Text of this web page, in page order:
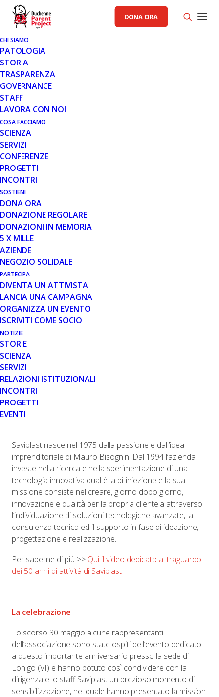
DONA ORA
CHI SIAMO
PATOLOGIA
STORIA
TRASPARENZA
GOVERNANCE
STAFF
LAVORA CON NOI
COSA FACCIAMO
SCIENZA
SERVIZI
CONFERENZE
PROGETTI
INCONTRI
SOSTIENI
DONA ORA
DONAZIONE REGOLARE
DONAZIONI IN MEMORIA
5 X MILLE
AZIENDE
NEGOZIO SOLIDALE
PARTECIPA
DIVENTA UN ATTIVISTA
LANCIA UNA CAMPAGNA
ORGANIZZA UN EVENTO
ISCRIVITI COME SOCIO
NOTIZIE
STORIE
SCIENZA
SERVIZI
RELAZIONI ISTITUZIONALI
INCONTRI
PROGETTI
EVENTI
NOTIZIE
28 OTT 2025
SAVIPLAST AL FIANCO DI
PARENT PROJECT
Di recente Saviplast, azienda leader nella progettazione
di stampi e nello stampaggio in bi-componente, ha
celebrato i propri 50 anni di attività e, in questa
occasione speciale, ha deciso di sostenere con una
donazione Parent Project aps.
Saviplast nasce nel 1975 dalla passione e dall’idea
imprenditoriale di Mauro Bisognin. Dal 1994 l’azienda
investe nella ricerca e nella sperimentazione di una
tecnologia innovativa qual è la bi-iniezione e la sua
missione consiste nel creare, giorno dopo giorno,
innovazione e qualità per la propria clientela attraverso
l’individuazione di soluzioni tecnologiche avanzate, la
consulenza tecnica ed il supporto in fase di ideazione,
progettazione e realizzazione.
Per saperne di più >> Qui il video dedicato al traguardo
dei 50 anni di attività di Saviplast
La celebrazione
Lo scorso 30 maggio alcune rappresentanti
dell’associazione sono state ospiti dell’evento dedicato
a questo importante anniversario presso la sede di
Lonigo (VI) e hanno potuto così condividere con la
dirigenza e lo staff Saviplast un prezioso momento di
sensibilizzazione, nel quale hanno presentato la mission